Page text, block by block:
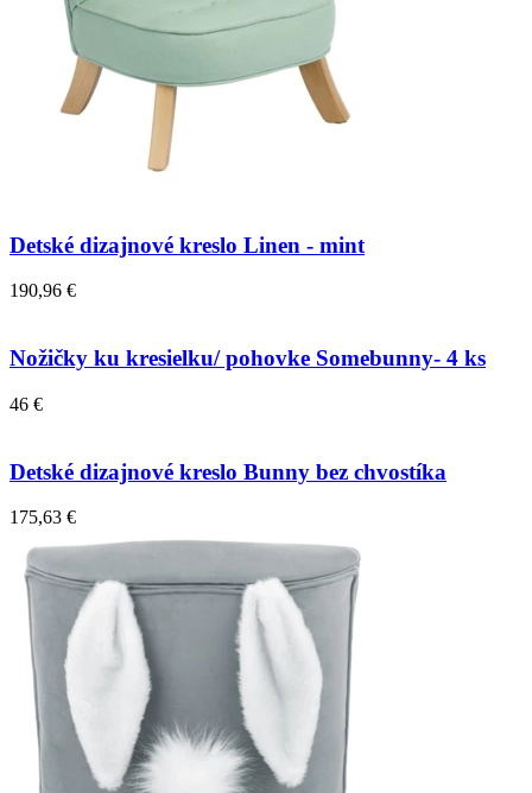
Detské dizajnové kreslo Linen - mint
190,96 €
Nožičky ku kresielku/ pohovke Somebunny- 4 ks
46 €
Detské dizajnové kreslo Bunny bez chvostíka
175,63 €